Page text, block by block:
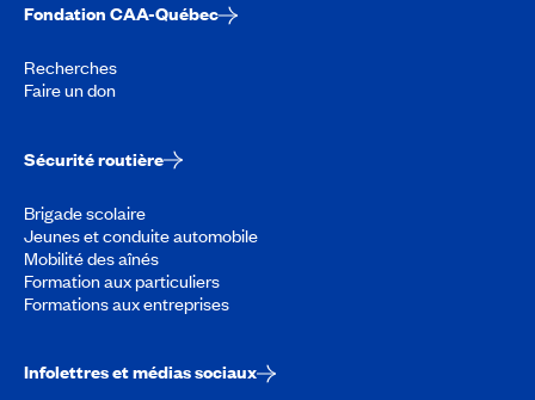
Fondation CAA-Québec
Recherches
Faire un don
Sécurité routière
Brigade scolaire
Jeunes et conduite automobile
Mobilité des aînés
Formation aux particuliers
Formations aux entreprises
Infolettres et médias sociaux